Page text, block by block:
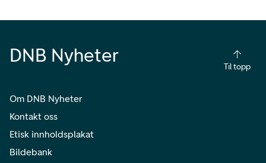
DNB Nyheter
Til topp
Om DNB Nyheter
Kontakt oss
Etisk innholdsplakat
Bildebank